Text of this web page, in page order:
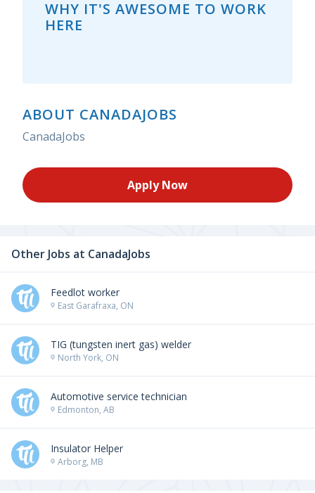
WHY IT'S AWESOME TO WORK
HERE
ABOUT CANADAJOBS
CanadaJobs
Apply Now
Other Jobs at CanadaJobs
Feedlot worker
East Garafraxa, ON
TIG (tungsten inert gas) welder
North York, ON
Automotive service technician
Edmonton, AB
Insulator Helper
Arborg, MB